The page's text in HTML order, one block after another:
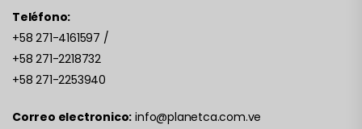
Teléfono:
+58 271-4161597 /
+58 271-2218732
+58 271-2253940
Correo electronico: info@planetca.com.ve